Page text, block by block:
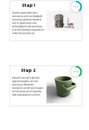
Stap 1
Zoek in tweetallen een
voorwerp uit je tas. Bekijk dit
voorwerp goed en bedenk
wat er goed maar ook
onhandig aan dit voorwerp
is. Schijf minimaal 3 goede en
3 slechte punten op.
15:00
Stap 2
Kies één van de 3 slechte
eigenschappen van het
voorwerp. Bedenk 5
manieren om dit op te lossen.
Schrijf deze op en maak bij
elke oplossing een schets.
30:00